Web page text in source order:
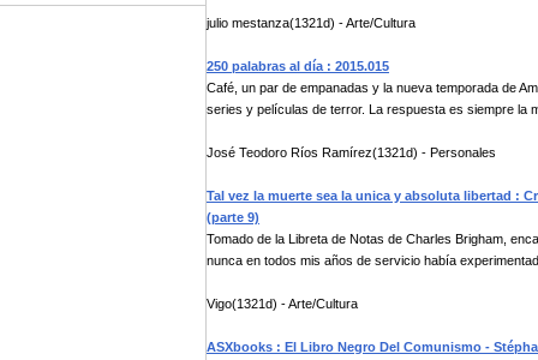
julio mestanza(1321d) - Arte/Cultura
250 palabras al día : 2015.015
Café, un par de empanadas y la nueva temporada de
series y películas de terror. La respuesta es siempre la
José Teodoro Ríos Ramírez(1321d) - Personales
Tal vez la muerte sea la unica y absoluta libertad :
(parte 9)
Tomado de la Libreta de Notas de Charles Brigham,
nunca en todos mis años de servicio había
Vigo(1321d) - Arte/Cultura
ASXbooks : El Libro Negro Del Comunismo -